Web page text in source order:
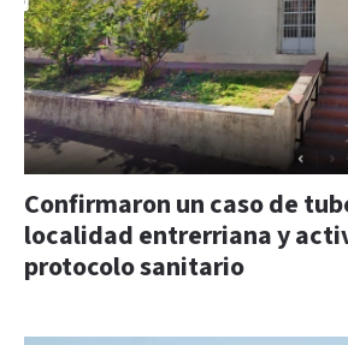
Confirmaron un caso de
localidad entrerriana y
protocolo sanitario